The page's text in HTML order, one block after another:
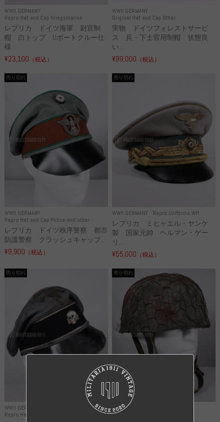
WWII GERMANY
Repro Hat and Cap Kriegsmarine
レプリカ ドイツ海軍 尉官制
帽 白トップ Uボートクルー仕
様
¥23,100 （税込）
WWII GERMANY
Original Hat and Cap Other
実物 ドイツフォレストサービ
ス 兵・下士官用制帽 状態良
い...
¥99,000 （税込）
WWII GERMANY
Repro Hat and Cap Police and other
売り切れ
レプリカ ドイツ秩序警察 都市
防護警察 クラッシュキャップ...
¥9,900 （税込）
WWII GERMANY Repro Uniforms WH
売り切れ
レプリカ ミヒャエル・ヤンケ
製 国家元帥 ヘルマン・ゲー
リ...
¥55,000 （税込）
WWII GERMANY
Repro Hat and Cap SS and WSS
売り切れ
WWII GERMANY
Repro Hat and Cap Luftwaffe
売り切れ